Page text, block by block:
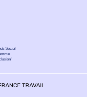
Social
TRAVAIL